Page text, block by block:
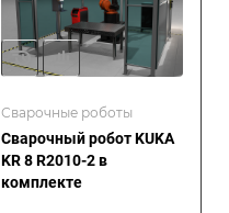
Сварочные роботы
Сварочный робот KUKA
KR 8 R2010-2 в
комплекте